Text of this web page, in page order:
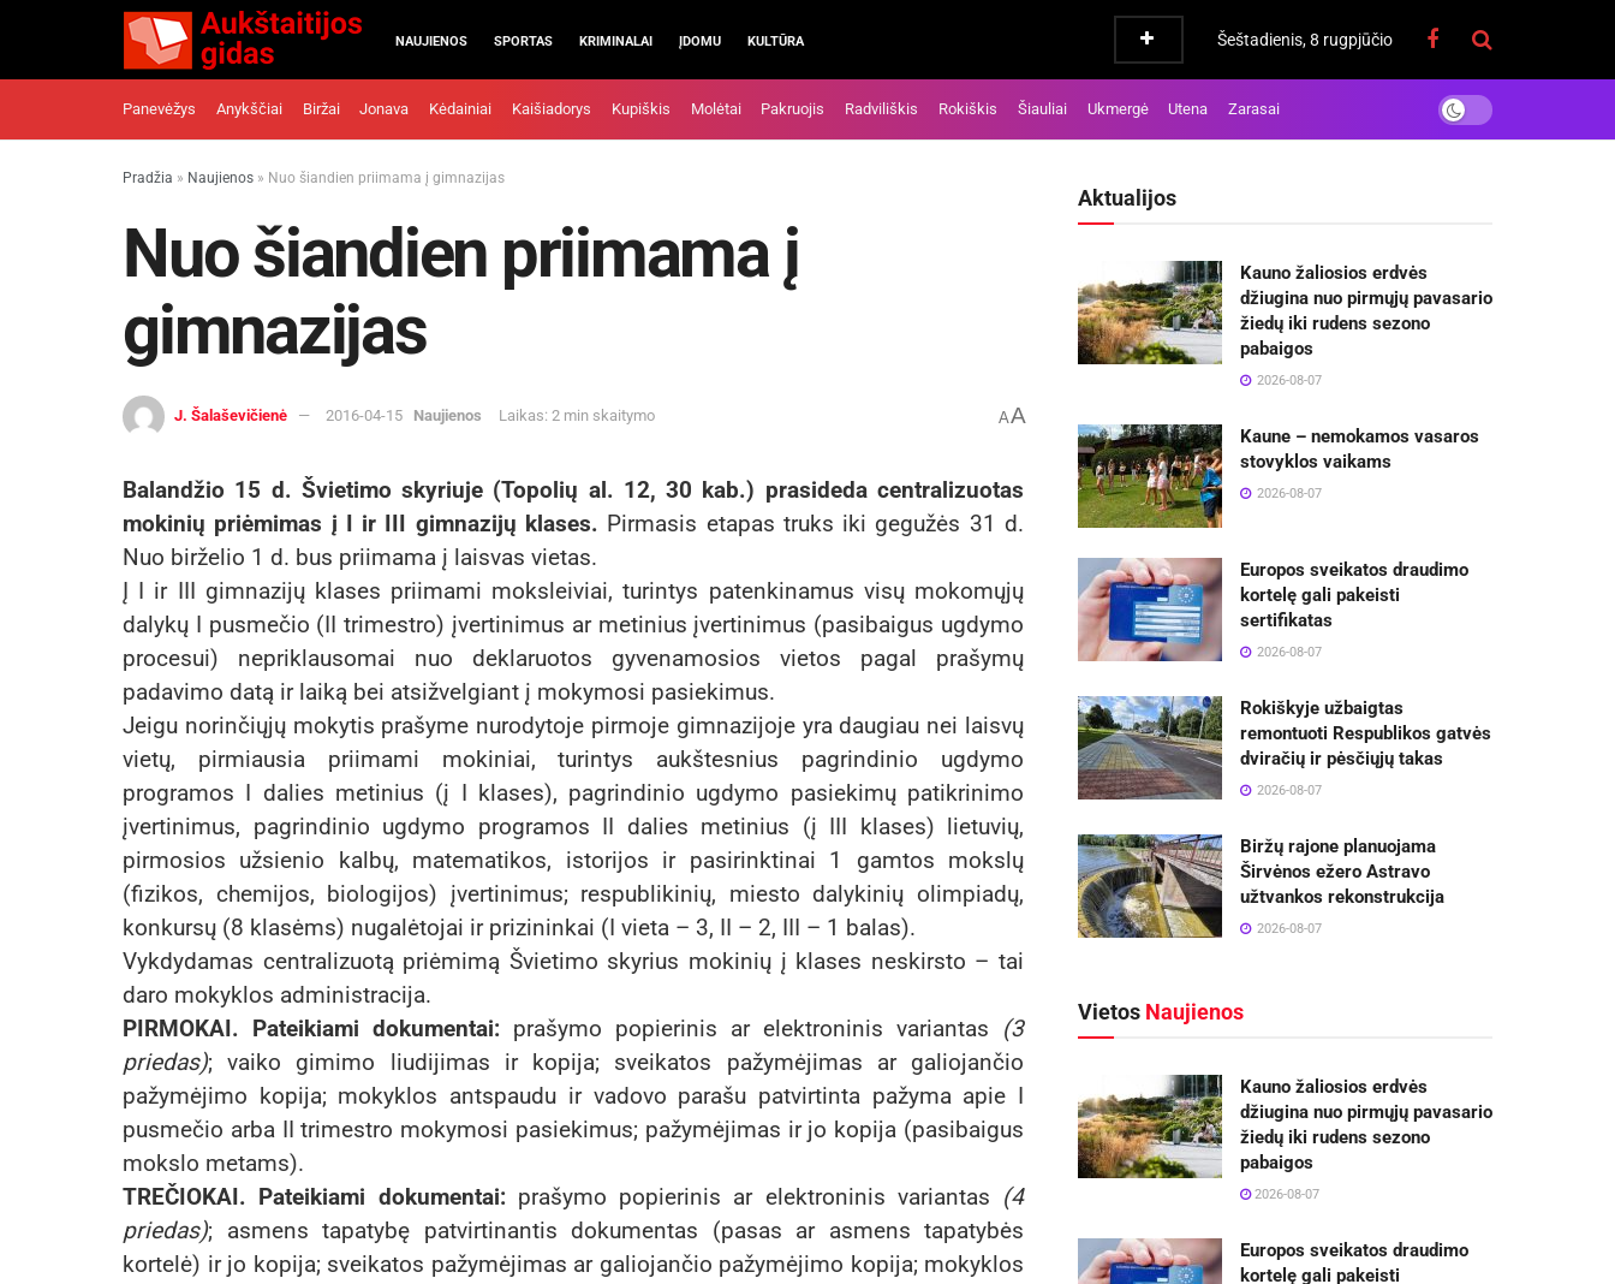
NAUJIENOS SPORTAS KRIMINALAI ĮDOMU KULTŪRA Šeštadienis, 8 rugpjūčio
Panevėžys Anykščiai Biržai Jonava Kėdainiai Kaišiadorys Kupiškis Molėtai Pakruojis Radviliškis Rokiškis Šiauliai Ukmergė Utena Zarasai
Pradžia » Naujienos » Nuo šiandien priimama į gimnazijas
Nuo šiandien priimama į
gimnazijas
J. Šalaševičienė 2016-04-15 Naujienos Laikas: 2 min skaitymo AA
Balandžio 15 d. Švietimo skyriuje (Topolių al. 12, 30 kab.) prasideda centralizuotas
mokinių priėmimas į I ir III gimnazijų klases. Pirmasis etapas truks iki gegužės 31 d.
Nuo birželio 1 d. bus priimama į laisvas vietas.
Į I ir III gimnazijų klases priimami moksleiviai, turintys patenkinamus visų mokomųjų
dalykų I pusmečio (II trimestro) įvertinimus ar metinius įvertinimus (pasibaigus ugdymo
procesui) nepriklausomai nuo deklaruotos gyvenamosios vietos pagal prašymų
padavimo datą ir laiką bei atsižvelgiant į mokymosi pasiekimus.
Jeigu norinčiųjų mokytis prašyme nurodytoje pirmoje gimnazijoje yra daugiau nei laisvų
vietų, pirmiausia priimami mokiniai, turintys aukštesnius pagrindinio ugdymo
programos I dalies metinius (į I klases), pagrindinio ugdymo pasiekimų patikrinimo
įvertinimus, pagrindinio ugdymo programos II dalies metinius (į III klases) lietuvių,
pirmosios užsienio kalbų, matematikos, istorijos ir pasirinktinai 1 gamtos mokslų
(fizikos, chemijos, biologijos) įvertinimus; respublikinių, miesto dalykinių olimpiadų,
konkursų (8 klasėms) nugalėtojai ir prizininkai (I vieta – 3, II – 2, III – 1 balas).
Vykdydamas centralizuotą priėmimą Švietimo skyrius mokinių į klases neskirsto – tai
daro mokyklos administracija.
PIRMOKAI. Pateikiami dokumentai: prašymo popierinis ar elektroninis variantas (3
priedas); vaiko gimimo liudijimas ir kopija; sveikatos pažymėjimas ar galiojančio
pažymėjimo kopija; mokyklos antspaudu ir vadovo parašu patvirtinta pažyma apie I
pusmečio arba II trimestro mokymosi pasiekimus; pažymėjimas ir jo kopija (pasibaigus
mokslo metams).
TREČIOKAI. Pateikiami dokumentai: prašymo popierinis ar elektroninis variantas (4
priedas); asmens tapatybę patvirtinantis dokumentas (pasas ar asmens tapatybės
kortelė) ir jo kopija; sveikatos pažymėjimas ar galiojančio pažymėjimo kopija; mokyklos
Aktualijos
Kauno žaliosios erdvės
džiugina nuo pirmųjų pavasario
žiedų iki rudens sezono
pabaigos
2026-08-07
Kaune – nemokamos vasaros
stovyklos vaikams
2026-08-07
Europos sveikatos draudimo
kortelę gali pakeisti
sertifikatas
2026-08-07
Rokiškyje užbaigtas
remontuoti Respublikos gatvės
dviračių ir pėsčiųjų takas
2026-08-07
Biržų rajone planuojama
Širvėnos ežero Astravo
užtvankos rekonstrukcija
2026-08-07
Vietos Naujienos
Kauno žaliosios erdvės
džiugina nuo pirmųjų pavasario
žiedų iki rudens sezono
pabaigos
2026-08-07
Europos sveikatos draudimo
kortelę gali pakeisti